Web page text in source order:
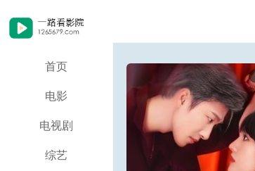
首页
电影
电视剧
综艺